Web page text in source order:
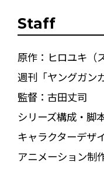
Staff
原作：ヒロユキ（
週刊「ヤングガン
監督：古田丈司
シリーズ構成・脚
キャラクターデザ
アニメーション制